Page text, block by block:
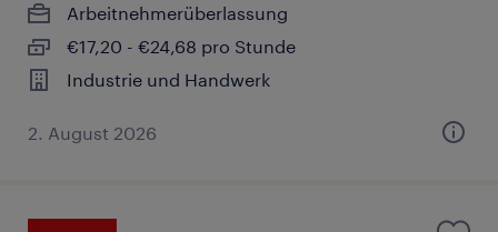
Arbeitnehmerüberlassung
€17,20 - €24,68 pro Stunde
Industrie und Handwerk
2. August 2026